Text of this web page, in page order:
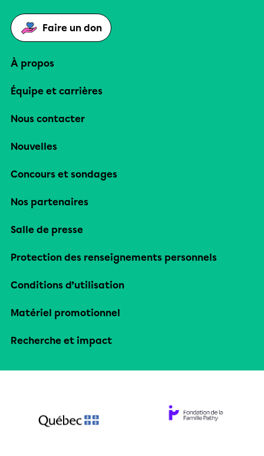
Faire un don
À propos
Équipe et carrières
Nous contacter
Nouvelles
Concours et sondages
Nos partenaires
Salle de presse
Protection des renseignements personnels
Conditions d’utilisation
Matériel promotionnel
Recherche et impact